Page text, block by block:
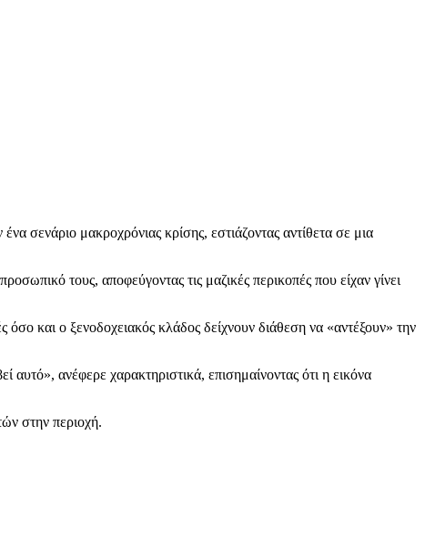
σενάριο μακροχρόνιας κρίσης, εστιάζοντας αντίθετα σε μια
τους, αποφεύγοντας τις μαζικές περικοπές που είχαν γίνει
και ο ξενοδοχειακός κλάδος δείχνουν διάθεση να «αντέξουν» την
αυτό», ανέφερε χαρακτηριστικά, επισημαίνοντας ότι η εικόνα
στην περιοχή.